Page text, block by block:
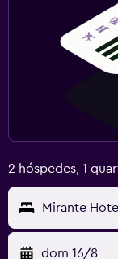
2 hóspedes, 1
Mirante Hotel
dom 16/8